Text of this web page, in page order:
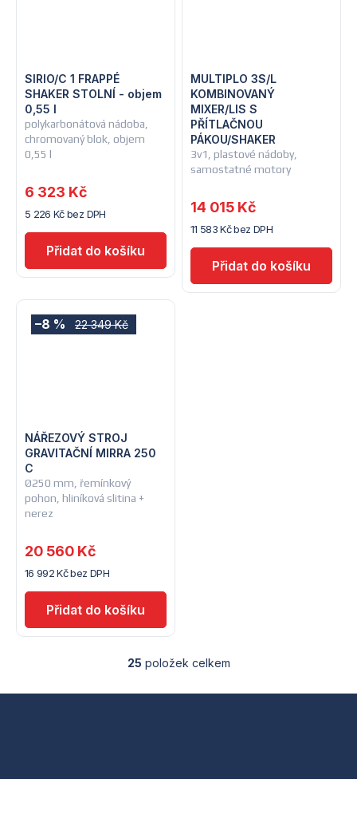
polykarbonátová nádoba,
chromovaný blok, objem
0,55 l
SIRIO/C 1 FRAPPÉ
SHAKER STOLNÍ - objem
0,55 l
5 226 Kč bez DPH
6 323 Kč
3v1, plastové nádoby,
samostatné motory
MULTIPLO 3S/L
KOMBINOVANÝ
MIXER/LIS S
PŘÍTLAČNOU
PÁKOU/SHAKER
11 583 Kč bez DPH
14 015 Kč
22 349 Kč
–8 %
Ø250 mm, řemínkový
pohon, hliníková slitina +
nerez
NÁŘEZOVÝ STROJ
GRAVITAČNÍ MIRRA 250
C
16 992 Kč bez DPH
20 560 Kč
O
í
25 položek celkem
p